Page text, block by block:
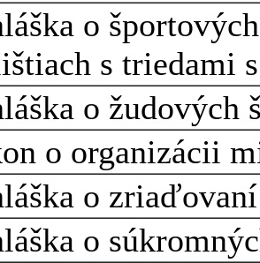
o
s triedami
o žudových
o organizácii
o
o